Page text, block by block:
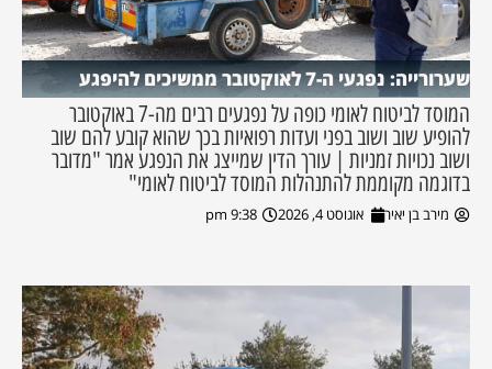
שערורייה: נפגעי ה-7 לאוקטובר ממשיכים להיפגע
המוסד לביטוח לאומי כופה על נפגעים רבים מה-7 באוקטובר
להופיע שוב ושוב בפני ועדות רפואיות בכך שהוא קובע להם שוב
ושוב נכויות זמניות | עורך הדין שמייצג את הנפגע אמר "מדובר
בדוגמה מקוממת להתנהלות המוסד לביטוח לאומי"
מירב בן יאיר אוגוסט 4, 2026 9:38 pm